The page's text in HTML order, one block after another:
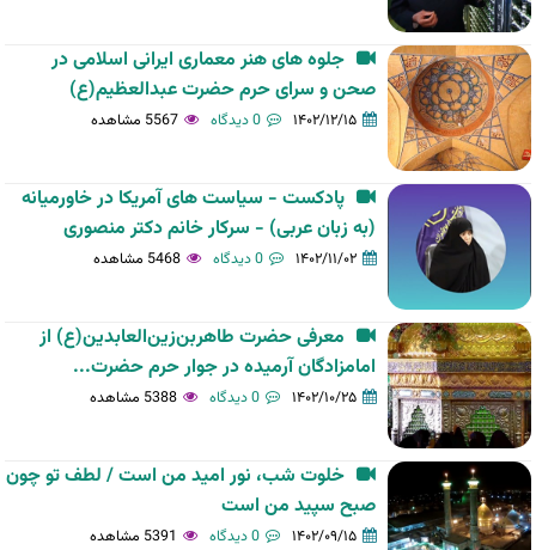
جلوه های هنر معماری ایرانی اسلامی در
صحن و سرای حرم حضرت عبدالعظیم(ع)
۱۴۰۲/۱۲/۱۵ 0 دیدگاه 5567 مشاهده
پادکست - سیاست های آمریکا در خاورمیانه
(به زبان عربی) - سرکار خانم دکتر منصوری
۱۴۰۲/۱۱/۰۲ 0 دیدگاه 5468 مشاهده
معرفی حضرت طاهر‌بن‌زین‌‌‌العابدین(ع) از
امامزادگان آرمیده در جوار حرم حضرت...
۱۴۰۲/۱۰/۲۵ 0 دیدگاه 5388 مشاهده
خلوت شب، نور امید من است / لطف تو چون
صبح سپید من است
۱۴۰۲/۰۹/۱۵ 0 دیدگاه 5391 مشاهده